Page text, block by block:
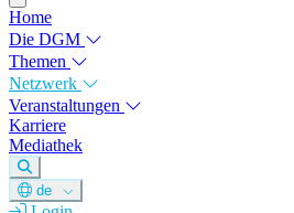
Home
Die DGM
Themen
Netzwerk
Veranstaltungen
Karriere
Mediathek
de